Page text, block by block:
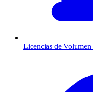
Licencias de Volumen